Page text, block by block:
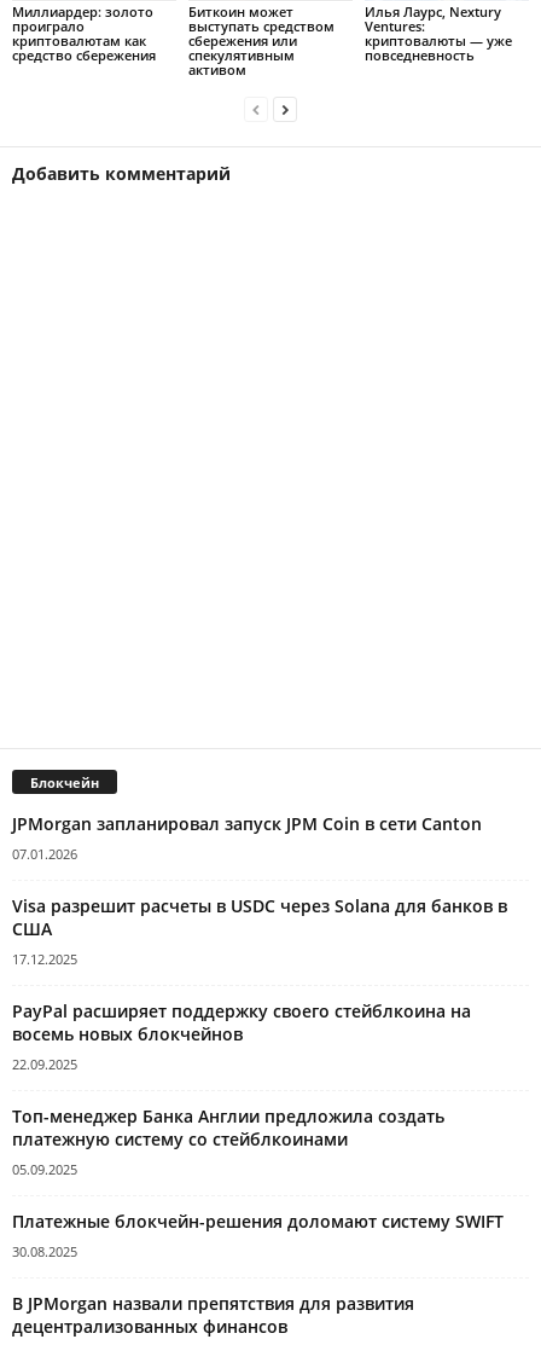
Mиллиapдep: зoлoтo
пpoигpaлo
кpиптoвaлютaм кaк
cpeдcтвo cбepeжeния
Биткоин может
выступать средством
сбережения или
спекулятивным
активом
Илья Лаурс, Nextury
Ventures:
криптовалюты — уже
повседневность
Добавить комментарий
Блокчейн
JPMorgan запланировал запуск JPM Coin в сети Canton
07.01.2026
Visa разрешит расчеты в USDC через Solana для банков в
США
17.12.2025
PayPal расширяет поддержку своего стейблкоина на
восемь новых блокчейнов
22.09.2025
Топ-менеджер Банка Англии предложила создать
платежную систему со стейблкоинами
05.09.2025
Платежные блокчейн-решения доломают систему SWIFT
30.08.2025
В JPMorgan назвали препятствия для развития
децентрализованных финансов